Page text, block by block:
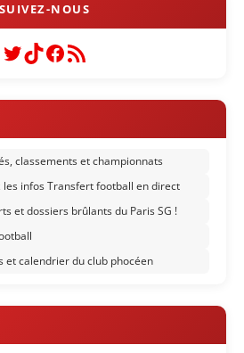
Twitter
TikTok
Facebook
Flux RSS
classements et championnats
les infos Transfert football en direct
et dossiers brûlants du Paris SG !
et calendrier du club phocéen